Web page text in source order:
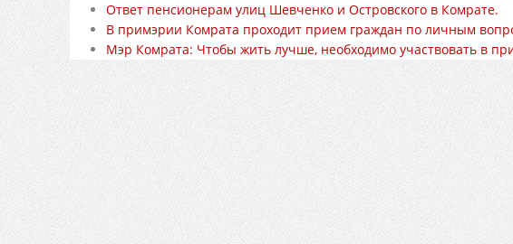
Ответ пенсионерам улиц Шевченко и Островского в Комрате.
В примэрии Комрата проходит прием граждан по личным
Мэр Комрата: Чтобы жить лучше, необходимо участвовать в